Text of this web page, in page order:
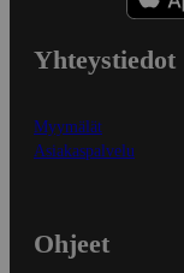
Yhteystiedot
Myymälät
Asiakaspalvelu
Ohjeet